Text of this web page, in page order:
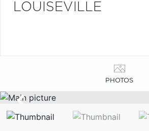
LOUISEVILLE
PHOTOS